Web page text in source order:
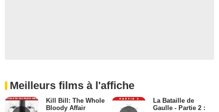
Meilleurs films à l'affiche
Kill Bill: The Whole
Bloody Affair
La Bataille de
Gaulle - Partie 2 :